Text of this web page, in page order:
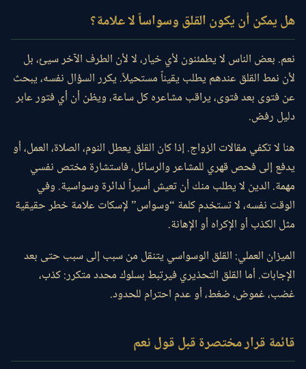
هل يمكن أن يكون القلق وسواساً لا علامة؟
نعم. بعض الناس لا يطمئنون لأي خيار، لا لأن الطرف الآخر سيئ، بل
لأن نمط القلق عندهم يطلب يقيناً مستحيلاً. يكرر السؤال نفسه، يبحث
عن فتوى بعد فتوى، يراقب مشاعره كل ساعة، ويظن أن أي فتور عابر
دليل رفض.
هنا لا تكفي مقالات الزواج. إذا كان القلق يعطل النوم، الصلاة، العمل، أو
يدفع إلى فحص قهري للمشاعر والرسائل، فاستشارة مختص نفسي
مهمة. الدين لا يطلب منك أن تعيش أسيراً لدائرة وسواسية. وفي
الوقت نفسه، لا تستخدم كلمة “وسواس” لإسكات علامة خطر حقيقية
مثل الكذب أو الإكراه أو الإهانة.
الميزان العملي: القلق الوسواسي يتنقل من سبب إلى سبب حتى بعد
الإجابات. أما القلق التحذيري فيرتبط بسلوك محدد متكرر: كذب،
غضب، غموض، ضغط، أو عدم احترام للحدود.
قائمة قرار مختصرة قبل قول نعم